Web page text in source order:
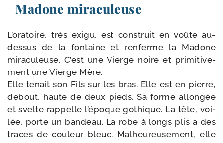
Madone miraculeuse
L’oratoire, très exi­gu, est construit en voûte au-​
dessus de la fon­taine et ren­ferme la Madone
mira­cu­leuse. C’est une Vierge noire et pri­mi­ti­ve­
ment une Vierge Mère.
Elle tenait son Fils sur les bras. Elle est en pierre,
debout, haute de deux pieds. Sa forme allon­gée
et svelte rap­pelle l’é­poque gothique. La tête, voi­
lée, porte un ban­deau. La robe à longs plis a des
traces de cou­leur bleue. Malheureusement, elle